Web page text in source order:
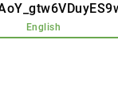
English